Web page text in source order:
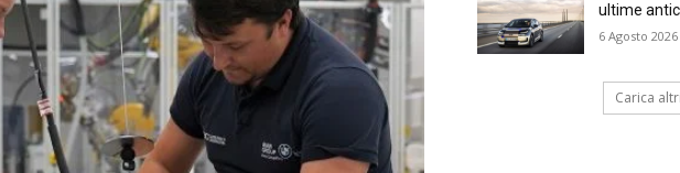
ultime
6 Agosto 2026
Carica altri